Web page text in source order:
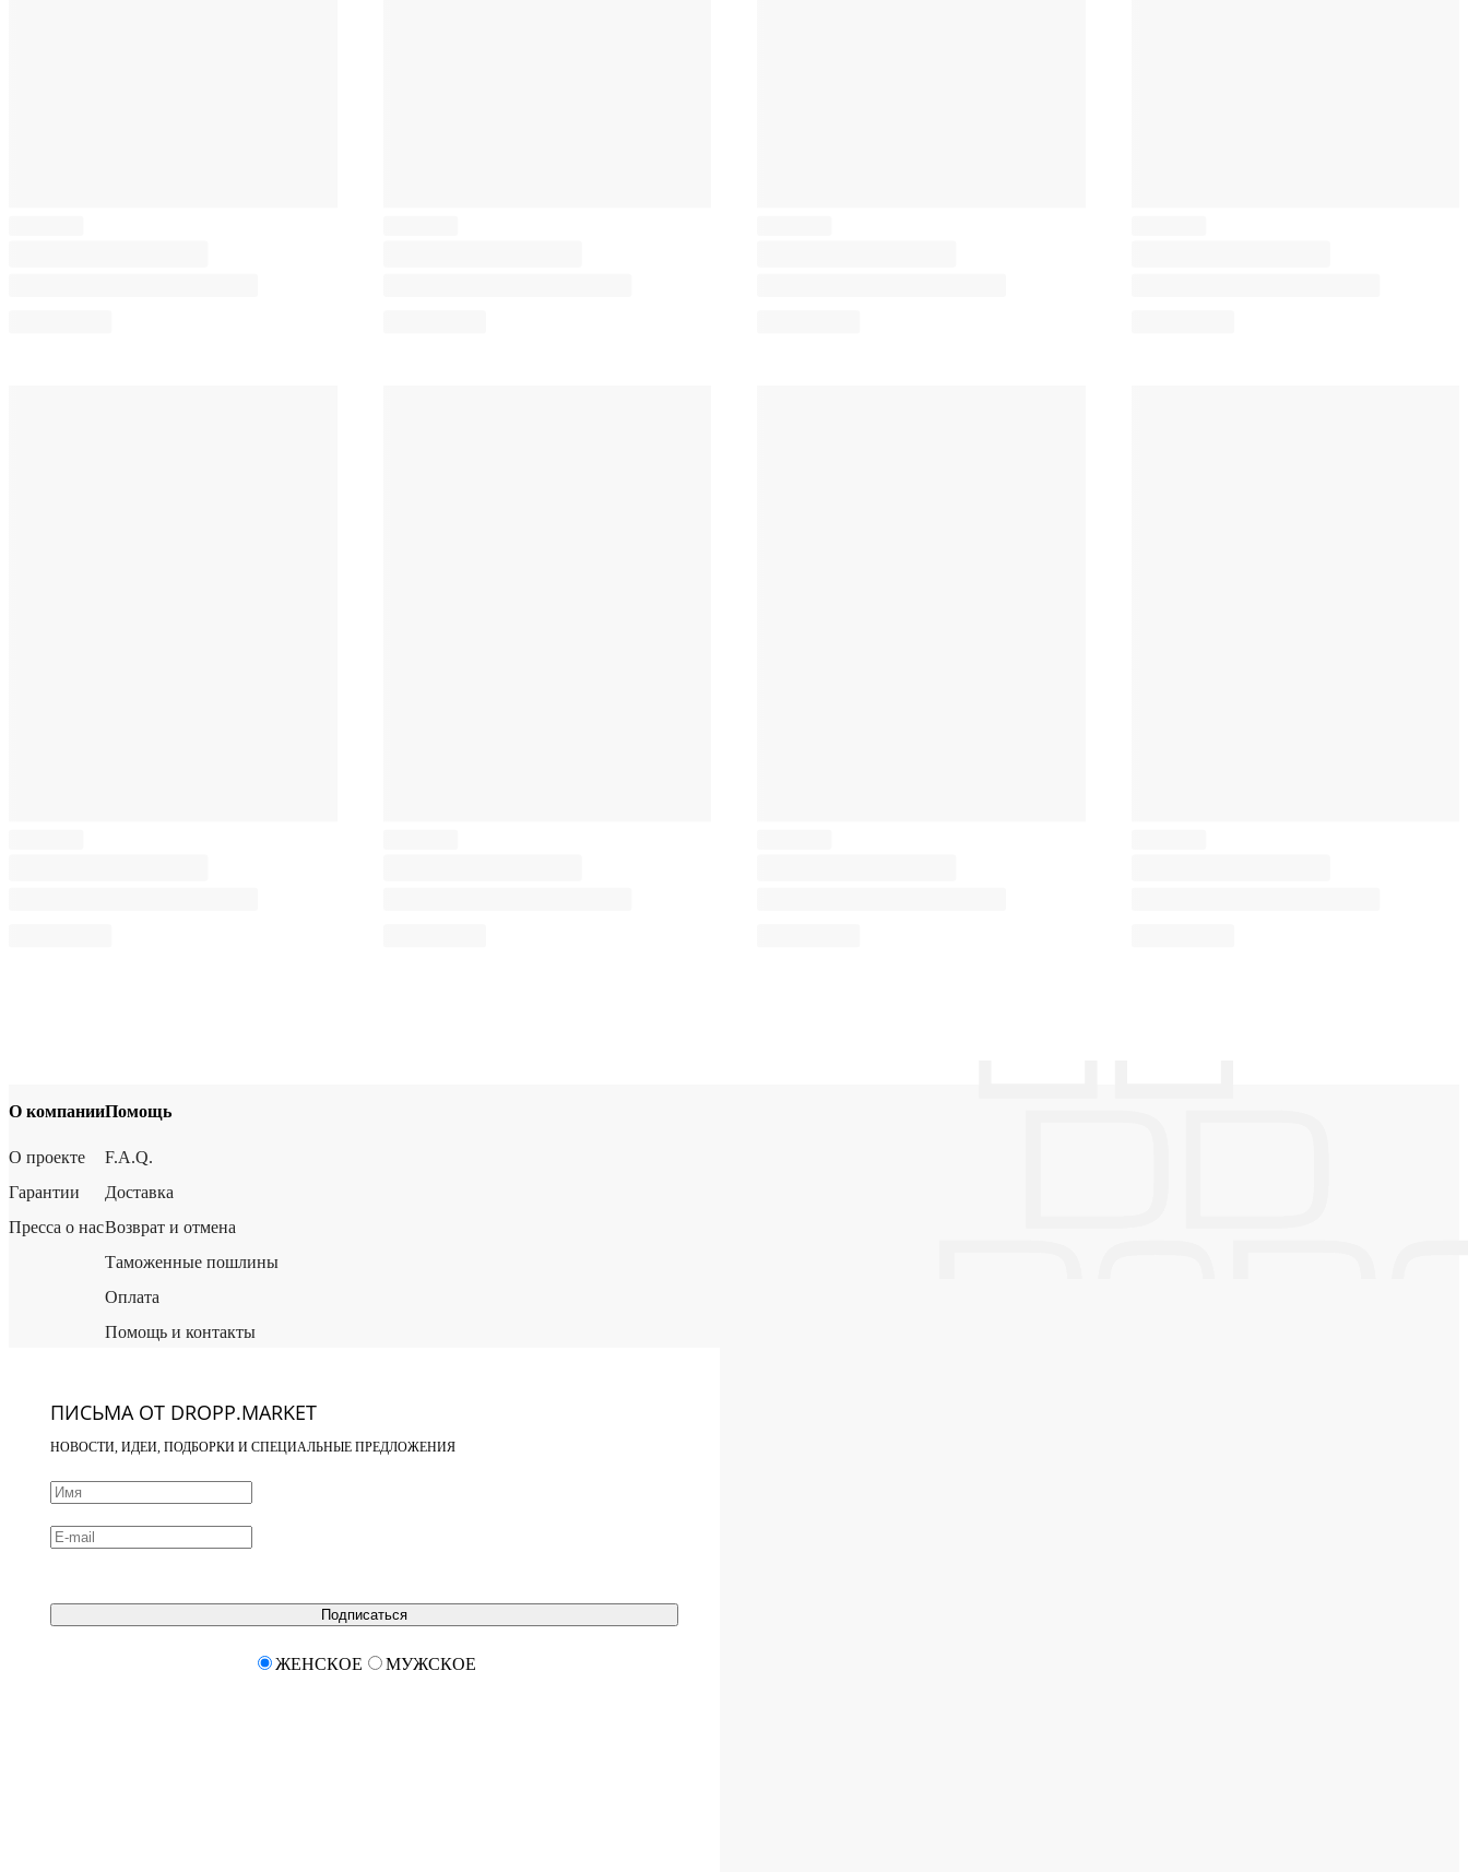
О компании
О проекте
Гарантии
Пресса о нас
Помощь
F.A.Q.
Доставка
Возврат и отмена
Таможенные пошлины
Оплата
Помощь и контакты
ПИСЬМА ОТ DROPP.MARKET
НОВОСТИ, ИДЕИ, ПОДБОРКИ И СПЕЦИАЛЬНЫЕ ПРЕДЛОЖЕНИЯ
Подписаться
ЖЕНСКОЕ МУЖСКОЕ